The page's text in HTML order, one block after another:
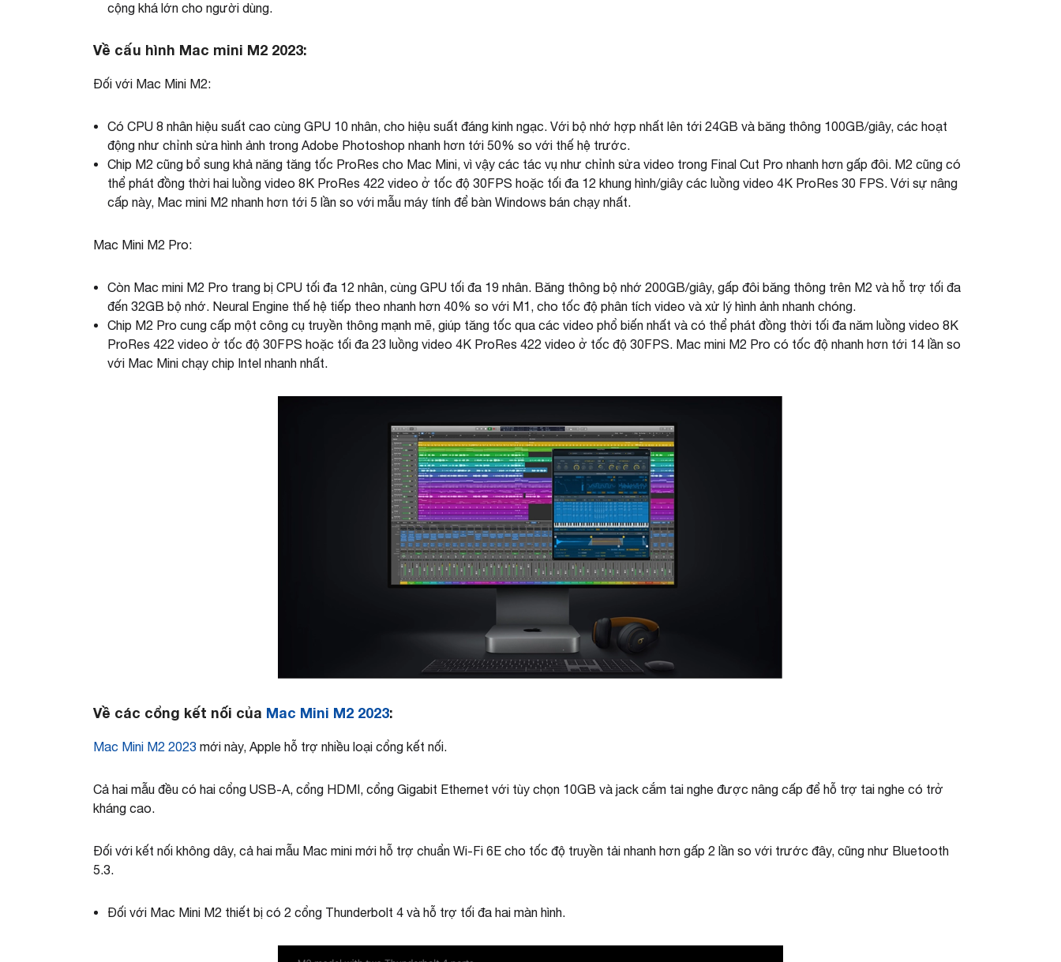
cộng khá lớn cho người dùng.
Về cấu hình Mac mini M2 2023:
Đối với Mac Mini M2:
Có CPU 8 nhân hiệu suất cao cùng GPU 10 nhân, cho hiệu suất đáng kinh ngạc. Với bộ nhớ hợp nhất lên tới 24GB và băng thông 100GB/giây, các hoạt
động như chỉnh sửa hình ảnh trong Adobe Photoshop nhanh hơn tới 50% so với thế hệ trước.
Chip M2 cũng bổ sung khả năng tăng tốc ProRes cho Mac Mini, vì vậy các tác vụ như chỉnh sửa video trong Final Cut Pro nhanh hơn gấp đôi. M2 cũng có
thể phát đồng thời hai luồng video 8K ProRes 422 video ở tốc độ 30FPS hoặc tối đa 12 khung hình/giây các luồng video 4K ProRes 30 FPS. Với sự nâng
cấp này, Mac mini M2 nhanh hơn tới 5 lần so với mẫu máy tính để bàn Windows bán chạy nhất.
Mac Mini M2 Pro:
Còn Mac mini M2 Pro trang bị CPU tối đa 12 nhân, cùng GPU tối đa 19 nhân. Băng thông bộ nhớ 200GB/giây, gấp đôi băng thông trên M2 và hỗ trợ tối đa
đến 32GB bộ nhớ. Neural Engine thế hệ tiếp theo nhanh hơn 40% so với M1, cho tốc độ phân tích video và xử lý hình ảnh nhanh chóng.
Chip M2 Pro cung cấp một công cụ truyền thông mạnh mẽ, giúp tăng tốc qua các video phổ biến nhất và có thể phát đồng thời tối đa năm luồng video 8K
ProRes 422 video ở tốc độ 30FPS hoặc tối đa 23 luồng video 4K ProRes 422 video ở tốc độ 30FPS. Mac mini M2 Pro có tốc độ nhanh hơn tới 14 lần so
với Mac Mini chạy chip Intel nhanh nhất.
Về các cổng kết nối của Mac Mini M2 2023:
Mac Mini M2 2023 mới này, Apple hỗ trợ nhiều loại cổng kết nối.
Cả hai mẫu đều có hai cổng USB-A, cổng HDMI, cổng Gigabit Ethernet với tùy chọn 10GB và jack cắm tai nghe được nâng cấp để hỗ trợ tai nghe có trở
kháng cao.
Đối với kết nối không dây, cả hai mẫu Mac mini mới hỗ trợ chuẩn Wi-Fi 6E cho tốc độ truyền tải nhanh hơn gấp 2 lần so với trước đây, cũng như Bluetooth
5.3.
Đối với Mac Mini M2 thiết bị có 2 cổng Thunderbolt 4 và hỗ trợ tối đa hai màn hình.